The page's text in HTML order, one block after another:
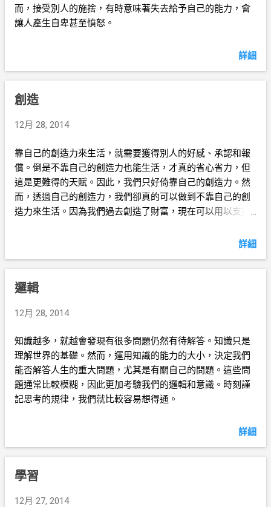
而，接受別人的施捨，有時意味著失去給予自己的能力，會
讓人產生自卑甚至憤怒。
詳細
創造
12月 28, 2014
靠自己的創造力來生活，就需要獲得別人的好感、承認和報
償。倒是不靠自己的創造力也能生活，才真的省心省力，但
這是更難得的天賦。因此，我們只好倚靠自己的創造力。然
而，透過自己的創造力，我們卻真的可以做到不靠自己的創
造力來生活。因為我們過去創造了財富，現在可以用以支持
詳細
邏輯
12月 28, 2014
知識越多，就越會發現有很多問題仍然有待解答。知識只是
理解世界的基礎。然而，運用知識的能力的大小，決定我們
能否解答人生的重大問題，尤其是有關自己的問題。這些問
題通常比較模糊，因此更加考驗我們的邏輯和意識。時刻謹
記思考的規律，我們就比較容易想得通。
詳細
學習
12月 27, 2014